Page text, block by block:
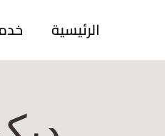
الرئيسية